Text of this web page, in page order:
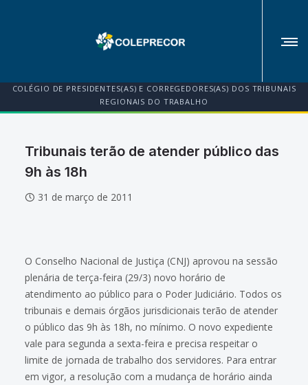
COLÉGIO DE PRESIDENTES(AS) E CORREGEDORES(AS) DOS TRIBUNAIS
REGIONAIS DO TRABALHO
Tribunais terão de atender público das
9h às 18h
31 de março de 2011
O Conselho Nacional de Justiça (CNJ) aprovou na sessão
plenária de terça-feira (29/3) novo horário de
atendimento ao público para o Poder Judiciário. Todos os
tribunais e demais órgãos jurisdicionais terão de atender
o público das 9h às 18h, no mínimo. O novo expediente
vale para segunda a sexta-feira e precisa respeitar o
limite de jornada de trabalho dos servidores. Para entrar
em vigor, a resolução com a mudança de horário ainda